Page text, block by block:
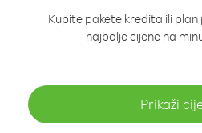
Kupite pakete kredita ili
najbolje cijene na
Prikaži